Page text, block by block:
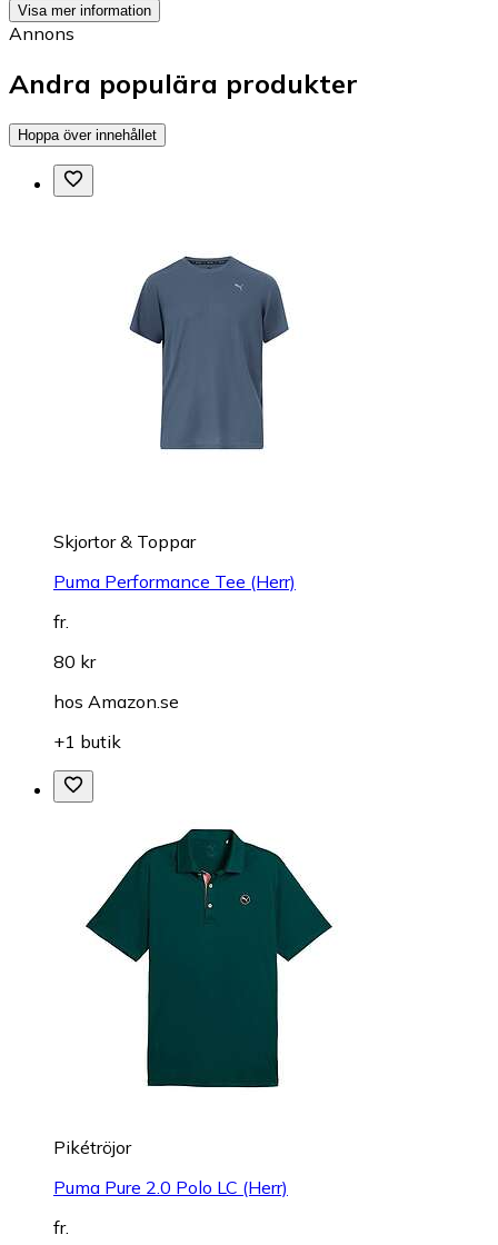
Visa mer information
Annons
Andra populära produkter
Hoppa över innehållet
Skjortor & Toppar
Puma Performance Tee (Herr)
fr.
80 kr
hos Amazon.se
+1 butik
Pikétröjor
Puma Pure 2.0 Polo LC (Herr)
fr.